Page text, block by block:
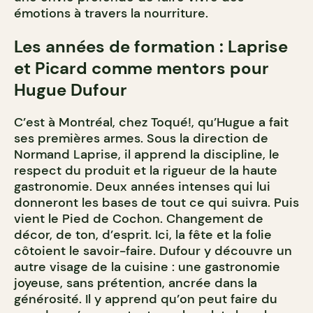
émotions à travers la nourriture.
Les années de formation : Laprise
et Picard comme mentors pour
Hugue Dufour
C’est à Montréal, chez Toqué!, qu’Hugue a fait
ses premières armes. Sous la direction de
Normand Laprise, il apprend la discipline, le
respect du produit et la rigueur de la haute
gastronomie. Deux années intenses qui lui
donneront les bases de tout ce qui suivra. Puis
vient le Pied de Cochon. Changement de
décor, de ton, d’esprit. Ici, la fête et la folie
côtoient le savoir-faire. Dufour y découvre un
autre visage de la cuisine : une gastronomie
joyeuse, sans prétention, ancrée dans la
générosité. Il y apprend qu’on peut faire du